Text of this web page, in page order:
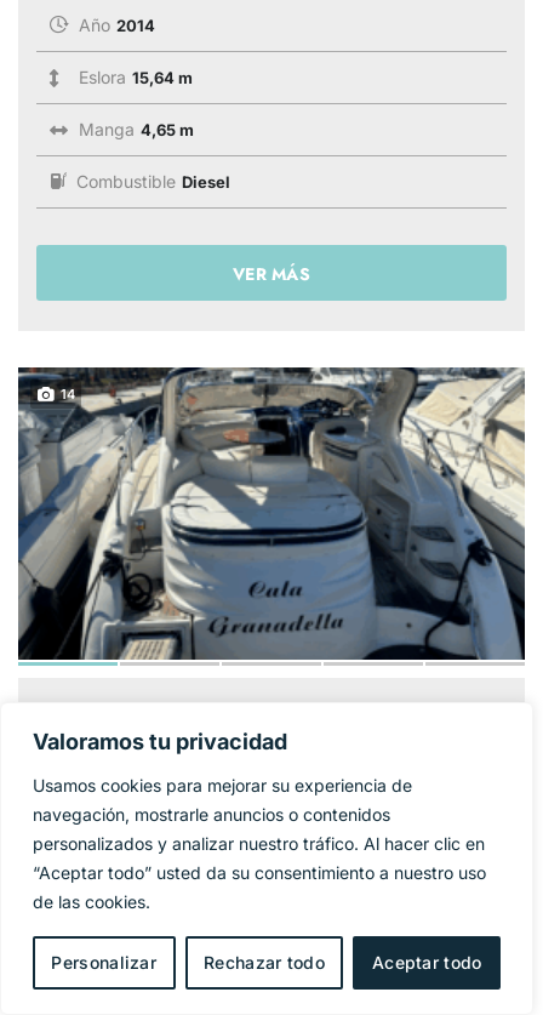
Valoramos tu privacidad
Usamos cookies para mejorar su experiencia de
navegación, mostrarle anuncios o contenidos
personalizados y analizar nuestro tráfico. Al hacer clic en
“Aceptar todo” usted da su consentimiento a nuestro uso
de las cookies.
Personalizar Rechazar todo Aceptar todo
Año 2014
Eslora 15,64 m
Manga 4,65 m
Combustible Diesel
VER MÁS
14
42
Año 2005
11,95 m
Manga 4 m
Combustible Diesel